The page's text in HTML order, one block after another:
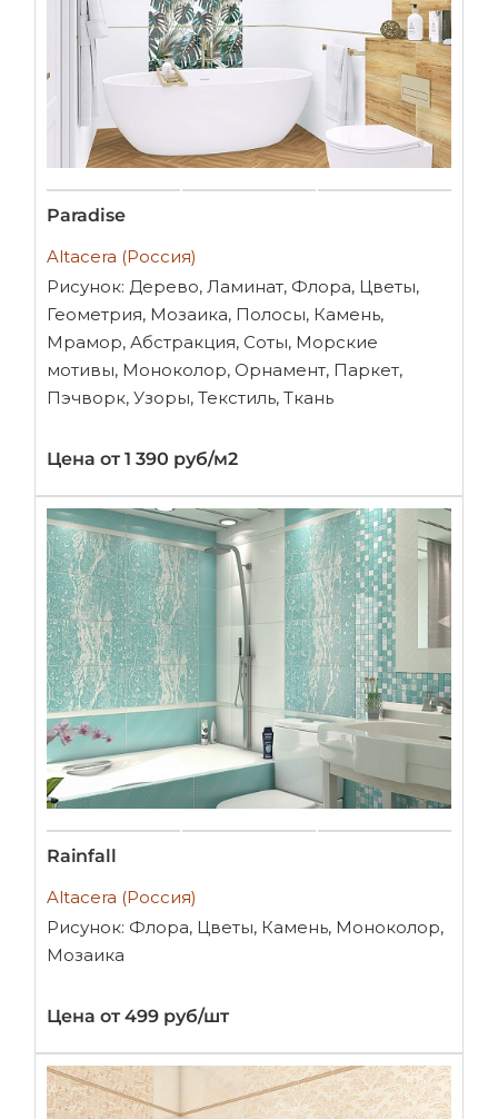
Paradise
Altacera (Россия)
Рисунок: Дерево, Ламинат, Флора, Цветы,
Геометрия, Мозаика, Полосы, Камень,
Мрамор, Абстракция, Соты, Морские
мотивы, Моноколор, Орнамент, Паркет,
Пэчворк, Узоры, Текстиль, Ткань
Цена от 1 390 руб/м2
Rainfall
Altacera (Россия)
Рисунок: Флора, Цветы, Камень, Моноколор,
Мозаика
Цена от 499 руб/шт